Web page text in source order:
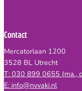
Contact
Mercatorlaan 1200
3528 BL Utrecht
T: 030 899 0655 (ma.,
E: info@nvvaki.nl